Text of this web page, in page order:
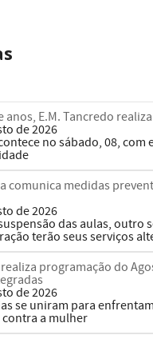
anos, E.M. Tancredo
de 2026
no sábado, 08, com
comunica medidas
de 2026
das aulas, outro
terão seus serviços
programação do
de 2026
se uniram para
a mulher